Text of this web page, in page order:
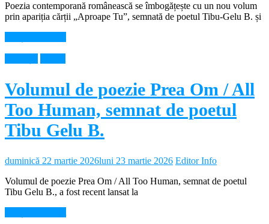
Poezia contemporană românească se îmbogățește cu un nou volum
prin apariția cărții „Aproape Tu”, semnată de poetul Tibu-Gelu B. și
Volumul de poezie Prea Om / All
Too Human, semnat de poetul
Tibu Gelu B.
duminică 22 martie 2026luni 23 martie 2026 Editor Info
Volumul de poezie Prea Om / All Too Human, semnat de poetul
Tibu Gelu B., a fost recent lansat la